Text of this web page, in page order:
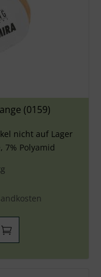
(0159)
nicht auf Lager
7% Polyamid